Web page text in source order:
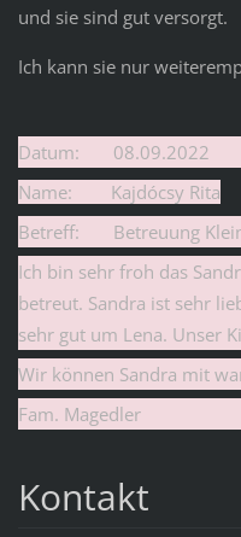
und sie sind gut versorgt.
Ich kann sie nur
Datum: 08.09.2022
Name: Kajdócsy Rita
Betreff: Betreuung
Ich bin sehr froh das
betreut. Sandra ist sehr
sehr gut um Lena. Unser
Wir können Sandra mit
Fam. Magedler
Kontakt